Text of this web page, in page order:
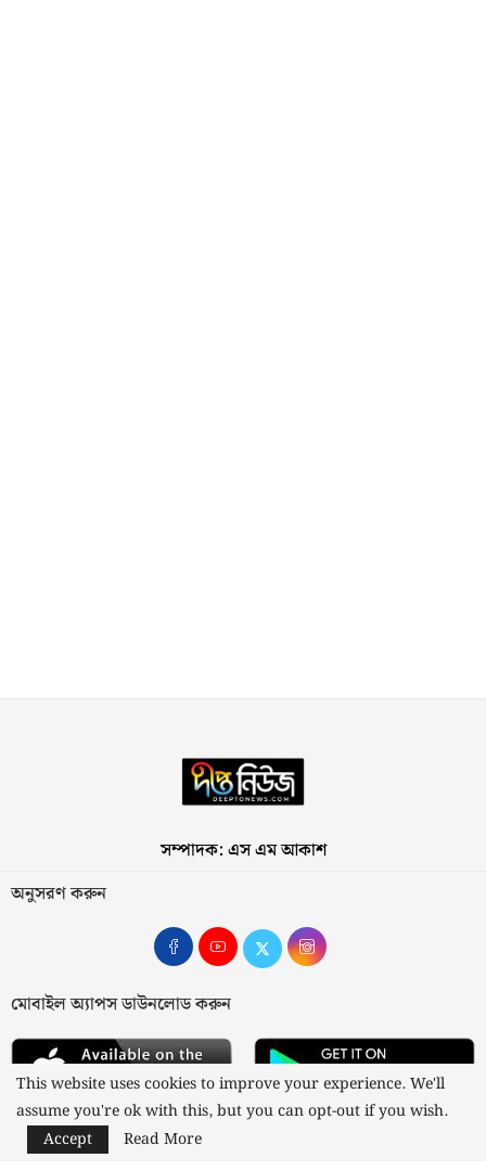
সম্পাদক: এস এম আকাশ
অনুসরণ করুন
মোবাইল অ্যাপস ডাউনলোড করুন
This website uses cookies to improve your experience. We'll
assume you're ok with this, but you can opt-out if you wish.
Accept
Read More